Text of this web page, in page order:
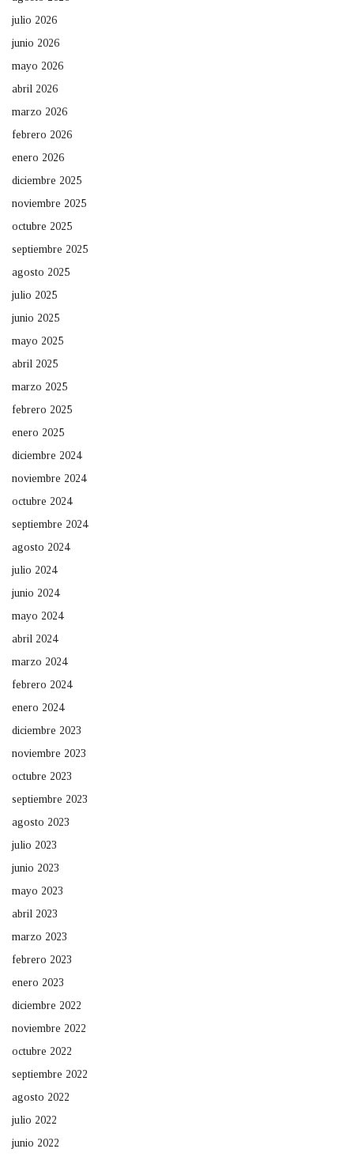
julio 2026
junio 2026
mayo 2026
abril 2026
marzo 2026
febrero 2026
enero 2026
diciembre 2025
noviembre 2025
octubre 2025
septiembre 2025
agosto 2025
julio 2025
junio 2025
mayo 2025
abril 2025
marzo 2025
febrero 2025
enero 2025
diciembre 2024
noviembre 2024
octubre 2024
septiembre 2024
agosto 2024
julio 2024
junio 2024
mayo 2024
abril 2024
marzo 2024
febrero 2024
enero 2024
diciembre 2023
noviembre 2023
octubre 2023
septiembre 2023
agosto 2023
julio 2023
junio 2023
mayo 2023
abril 2023
marzo 2023
febrero 2023
enero 2023
diciembre 2022
noviembre 2022
octubre 2022
septiembre 2022
agosto 2022
julio 2022
junio 2022